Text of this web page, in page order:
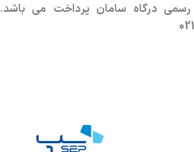
رسمی درگاه سامان پرداخت می باشد.